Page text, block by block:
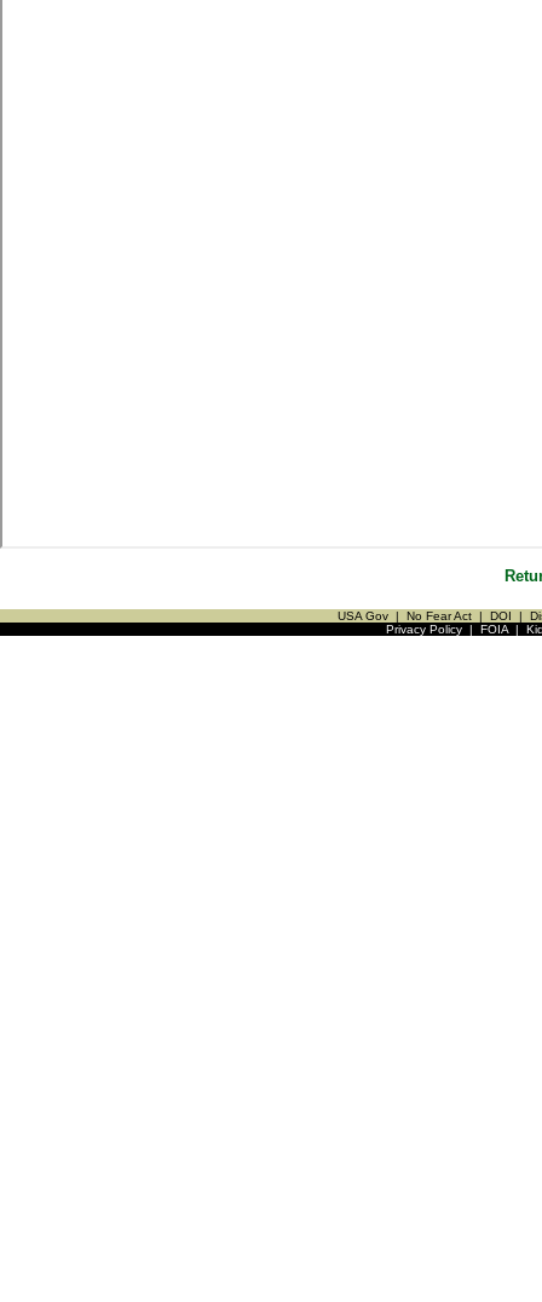
USA Gov | No Fear Act | DOI |
Privacy Policy| FOIA|